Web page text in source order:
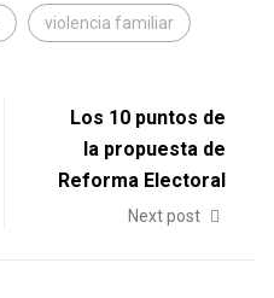
violencia familiar
Los 10 puntos de
la propuesta de
Reforma Electoral
Next post